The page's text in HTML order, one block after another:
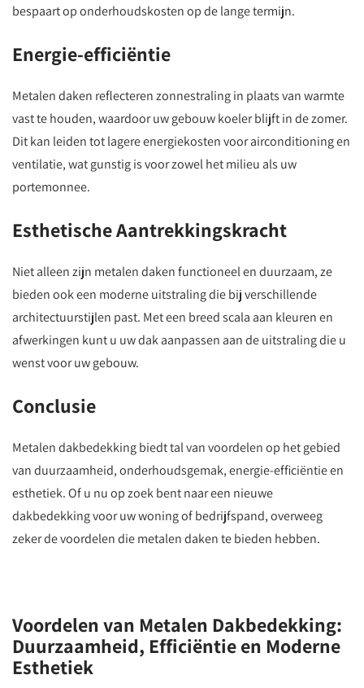
bespaart op onderhoudskosten op de lange termijn.
Energie-efficiëntie
Metalen daken reflecteren zonnestraling in plaats van warmte
vast te houden, waardoor uw gebouw koeler blijft in de zomer.
Dit kan leiden tot lagere energiekosten voor airconditioning en
ventilatie, wat gunstig is voor zowel het milieu als uw
portemonnee.
Esthetische Aantrekkingskracht
Niet alleen zijn metalen daken functioneel en duurzaam, ze
bieden ook een moderne uitstraling die bij verschillende
architectuurstijlen past. Met een breed scala aan kleuren en
afwerkingen kunt u uw dak aanpassen aan de uitstraling die u
wenst voor uw gebouw.
Conclusie
Metalen dakbedekking biedt tal van voordelen op het gebied
van duurzaamheid, onderhoudsgemak, energie-efficiëntie en
esthetiek. Of u nu op zoek bent naar een nieuwe
dakbedekking voor uw woning of bedrijfspand, overweeg
zeker de voordelen die metalen daken te bieden hebben.
Voordelen van Metalen Dakbedekking:
Duurzaamheid, Efficiëntie en Moderne
Esthetiek